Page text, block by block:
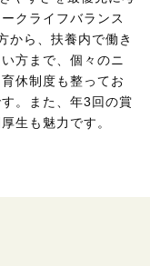
クライフバランス
から、扶養内で働き
方まで、個々のニ
休制度も整ってお
。また、年3回の賞
生も魅力です。